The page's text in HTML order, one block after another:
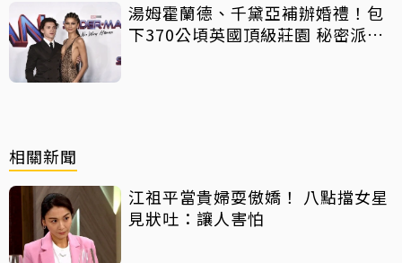
湯姆霍蘭德、千黛亞補辦婚禮！包
下370公頃英國頂級莊園 秘密派對
相關新聞
江祖平當貴婦耍傲嬌！ 八點擋女星
見狀吐：讓人害怕